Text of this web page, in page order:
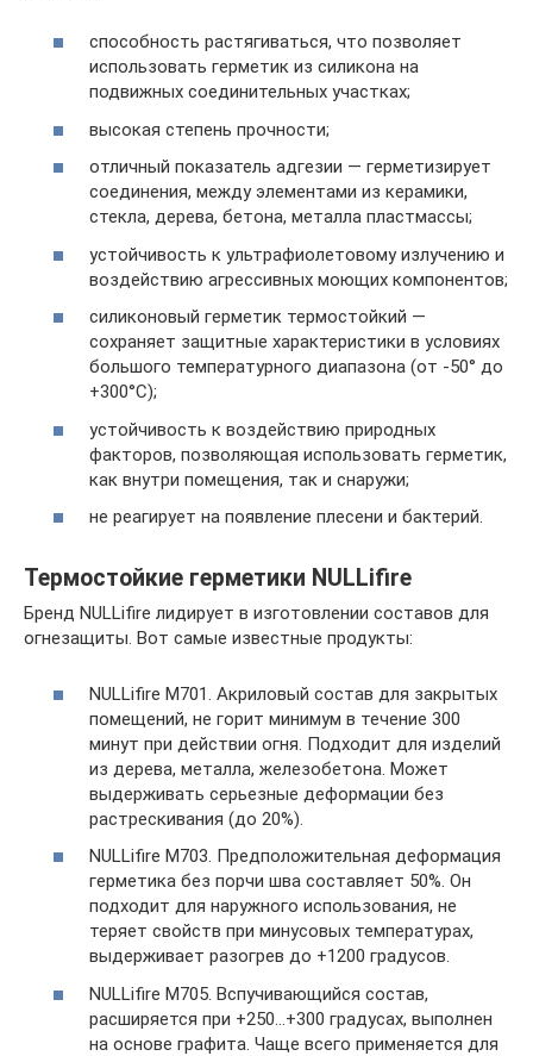
способность растягиваться, что позволяет
использовать герметик из силикона на
подвижных соединительных участках;
высокая степень прочности;
отличный показатель адгезии — герметизирует
соединения, между элементами из керамики,
стекла, дерева, бетона, металла пластмассы;
устойчивость к ультрафиолетовому излучению и
воздействию агрессивных моющих компонентов;
силиконовый герметик термостойкий —
сохраняет защитные характеристики в условиях
большого температурного диапазона (от -50° до
+300°С);
устойчивость к воздействию природных
факторов, позволяющая использовать герметик,
как внутри помещения, так и снаружи;
не реагирует на появление плесени и бактерий.
Термостойкие герметики NULLifire
Бренд NULLifire лидирует в изготовлении составов для
огнезащиты. Вот самые известные продукты:
NULLifire M701. Акриловый состав для закрытых
помещений, не горит минимум в течение 300
минут при действии огня. Подходит для изделий
из дерева, металла, железобетона. Может
выдерживать серьезные деформации без
растрескивания (до 20%).
NULLifire M703. Предположительная деформация
герметика без порчи шва составляет 50%. Он
подходит для наружного использования, не
теряет свойств при минусовых температурах,
выдерживает разогрев до +1200 градусов.
NULLifire M705. Вспучивающийся состав,
расширяется при +250…+300 градусах, выполнен
на основе графита. Чаще всего применяется для